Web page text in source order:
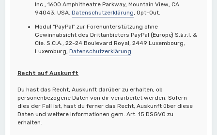
Inc., 1600 Amphitheatre Parkway, Mountain View, CA
94043, USA.Datenschutzerklärung, Opt-Out.
Modul "PayPal" zur Forenunterstützung ohne
Gewinnabsicht des Drittanbieters PayPal (Europe) S.à.r.l. &
Cie. S.C.A., 22-24 Boulevard Royal, 2449 Luxembourg,
Luxemburg,Datenschutzerklärung
Recht auf Auskunft
Du hast das Recht, Auskunft darüber zu erhalten, ob
personenbezogene Daten von dir verarbeitet werden. Sofern
dies der Fall ist, hast du ferner das Recht, Auskunft über diese
Daten und weitere Informationen gem. Art. 15 DSGVO zu
erhalten.